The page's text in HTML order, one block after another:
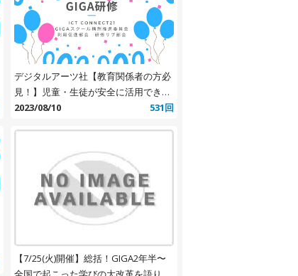
デジタルアーツ社【教育関係者の方必
見！】児童・生徒が安全に活用できる
チャットツールとは？
2023/08/10 531回
【7/25(火)開催】総括！GIGA2年半〜